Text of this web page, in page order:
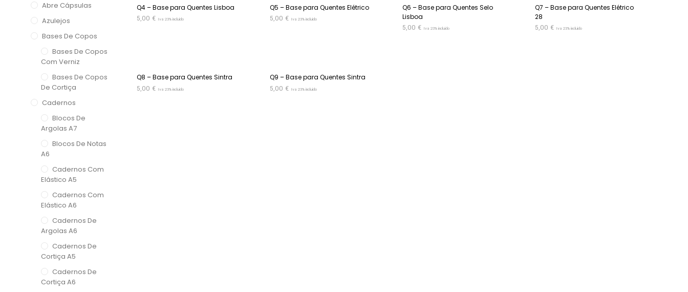
Abre Cápsulas
Azulejos
Bases De Copos
Bases De Copos
Com Verniz
Bases De Copos
De Cortiça
Cadernos
Blocos De
Argolas A7
Blocos De Notas
A6
Cadernos Com
Elástico A5
Cadernos Com
Elástico A6
Cadernos De
Argolas A6
Cadernos De
Cortiça A5
Cadernos De
Cortiça A6
Q4 – Base para Quentes Lisboa
5,00€ Iva 23% incluido
Q5 – Base para Quentes Elétrico
5,00 € Iva 23% incluido
Q6 – Base para Quentes Selo
Lisboa
5,00 € Iva 23% incluido
Q7 – Base para Quentes Elétrico
28
5,00 € Iva 23% incluido
Q8 – Base para Quentes Sintra
5,00€ Iva 23% incluido
Q9 – Base para Quentes Sintra
5,00 € Iva 23% incluido